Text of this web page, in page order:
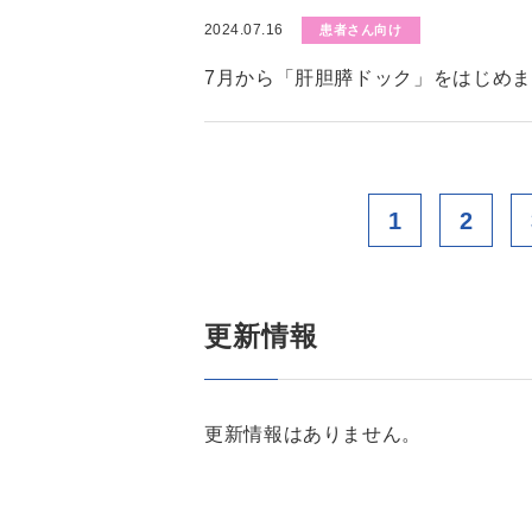
2024.07.16 患者さん向け
7月から「肝胆膵ドック」をはじめ
1 2
更新情報
更新情報はありません。